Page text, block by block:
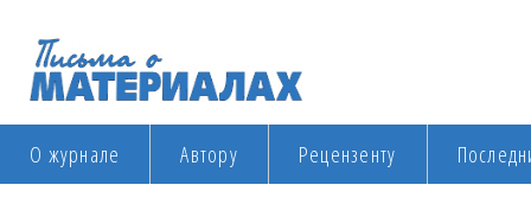
О журнале Автору Рецензенту